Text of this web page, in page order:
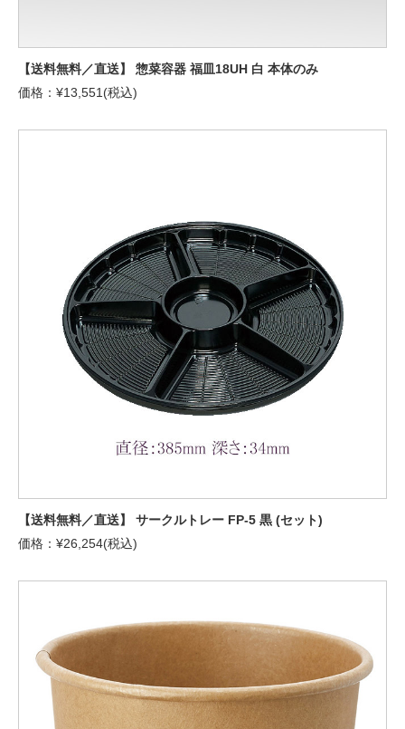
【送料無料／直送】 惣菜容器 福皿18UH 白 本体のみ
価格：¥13,551(税込)
【送料無料／直送】 サークルトレー FP-5 黒 (セット)
価格：¥26,254(税込)